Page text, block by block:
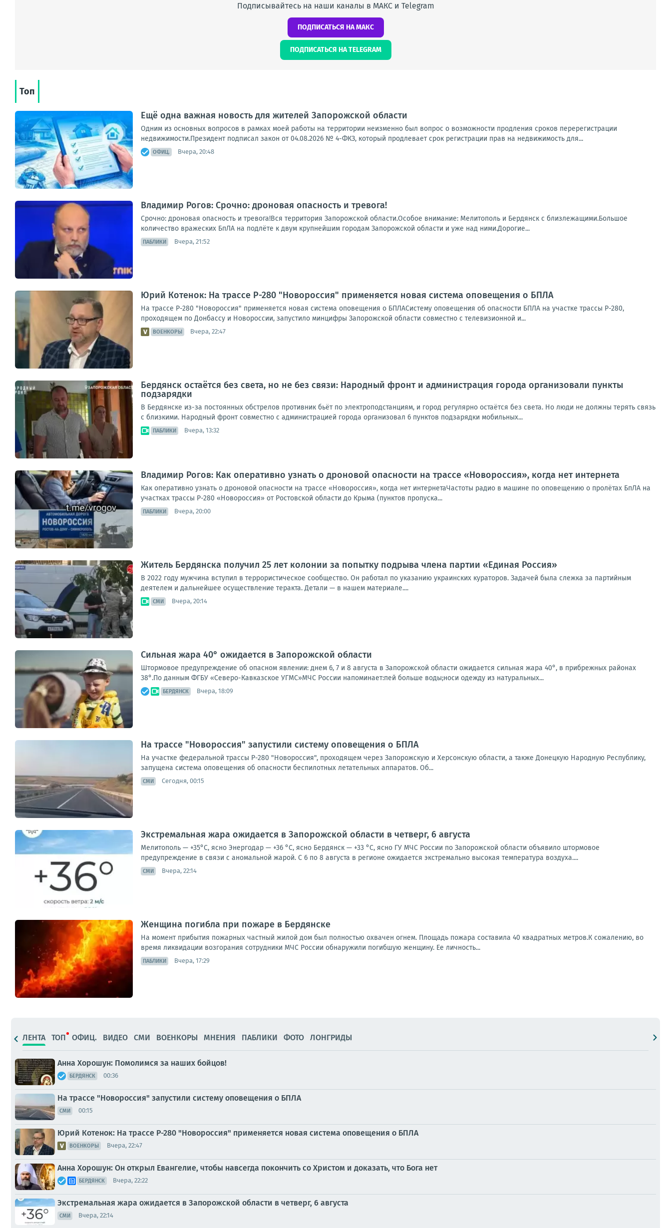
Подписывайтесь на наши каналы в МАКС и Telegram
ПОДПИСАТЬСЯ НА МАКС
ПОДПИСАТЬСЯ НА TELEGRAM
Топ
Ещё одна важная новость для жителей Запорожской области
Одним из основных вопросов в рамках моей работы на территории неизменно был вопрос о возможности продления сроков перерегистрации
недвижимости.Президент подписал закон от 04.08.2026 № 4-ФКЗ, который продлевает срок регистрации прав на недвижимость для...
ОФИЦ. Вчера, 20:48
Владимир Рогов: Срочно: дроновая опасность и тревога!
Срочно: дроновая опасность и тревога!Вся территория Запорожской области.Особое внимание: Мелитополь и Бердянск с близлежащими.Большое
количество вражеских БпЛА на подлёте к двум крупнейшим городам Запорожской области и уже над ними.Дорогие...
ПАБЛИКИ Вчера, 21:52
Юрий Котенок: На трассе Р-280 "Новороссия" применяется новая система оповещения о БПЛА
На трассе Р-280 "Новороссия" применяется новая система оповещения о БПЛАСистему оповещения об опасности БПЛА на участке трассы Р-280,
проходящем по Донбассу и Новороссии, запустило минцифры Запорожской области совместно с телевизионной и...
ВОЕНКОРЫ Вчера, 22:47
Бердянск остаётся без света, но не без связи: Народный фронт и администрация города организовали пункты
подзарядки
В Бердянске из-за постоянных обстрелов противник бьёт по электроподстанциям, и город регулярно остаётся без света. Но люди не должны терять связь
с близкими. Народный фронт совместно с администрацией города организовал 6 пунктов подзарядки мобильных...
ПАБЛИКИ Вчера, 13:32
Владимир Рогов: Как оперативно узнать о дроновой опасности на трассе «Новороссия», когда нет интернета
Как оперативно узнать о дроновой опасности на трассе «Новороссия», когда нет интернетаЧастоты радио в машине по оповещению о пролётах БпЛА на
участках трассы Р-280 «Новороссия» от Ростовской области до Крыма (пунктов пропуска...
ПАБЛИКИ Вчера, 20:00
Житель Бердянска получил 25 лет колонии за попытку подрыва члена партии «Единая Россия»
В 2022 году мужчина вступил в террористическое сообщество. Он работал по указанию украинских кураторов. Задачей была слежка за партийным
деятелем и дальнейшее осуществление теракта. Детали — в нашем материале....
СМИ Вчера, 20:14
Сильная жара 40° ожидается в Запорожской области
Штормовое предупреждение об опасном явлении: днем 6, 7 и 8 августа в Запорожской области ожидается сильная жара 40°, в прибрежных районах
38°.По данным ФГБУ «Северо-Кавказское УГМС»МЧС России напоминает:пей больше воды;носи одежду из натуральных...
БЕРДЯНСК Вчера, 18:09
На трассе "Новороссия" запустили систему оповещения о БПЛА
На участке федеральной трассы Р-280 "Новороссия", проходящем через Запорожскую и Херсонскую области, а также Донецкую Народную Республику,
запущена система оповещения об опасности беспилотных летательных аппаратов. Об...
СМИ Сегодня, 00:15
Экстремальная жара ожидается в Запорожской области в четверг, 6 августа
Мелитополь — +35°С, ясно Энергодар — +36 °С, ясно Бердянск — +33 °С, ясно ГУ МЧС России по Запорожской области объявило штормовое
предупреждение в связи с аномальной жарой. С 6 по 8 августа в регионе ожидается экстремально высокая температура воздуха....
СМИ Вчера, 22:14
Женщина погибла при пожаре в Бердянске
На момент прибытия пожарных частный жилой дом был полностью охвачен огнем. Площадь пожара составила 40 квадратных метров.К сожалению, во
время ликвидации возгорания сотрудники МЧС России обнаружили погибшую женщину. Ее личность...
ПАБЛИКИ Вчера, 17:29
ЛЕНТА ТОП ОФИЦ. ВИДЕО СМИ ВОЕНКОРЫ МНЕНИЯ ПАБЛИКИ ФОТО ЛОНГРИДЫ
Анна Хорошун: Помолимся за наших бойцов!
БЕРДЯНСК 00:36
На трассе "Новороссия" запустили систему оповещения о БПЛА
СМИ 00:15
Юрий Котенок: На трассе Р-280 "Новороссия" применяется новая система оповещения о БПЛА
ВОЕНКОРЫ Вчера, 22:47
Анна Хорошун: Он открыл Евангелие, чтобы навсегда покончить со Христом и доказать, что Бога нет
БЕРДЯНСК Вчера, 22:22
Экстремальная жара ожидается в Запорожской области в четверг, 6 августа
СМИ Вчера, 22:14